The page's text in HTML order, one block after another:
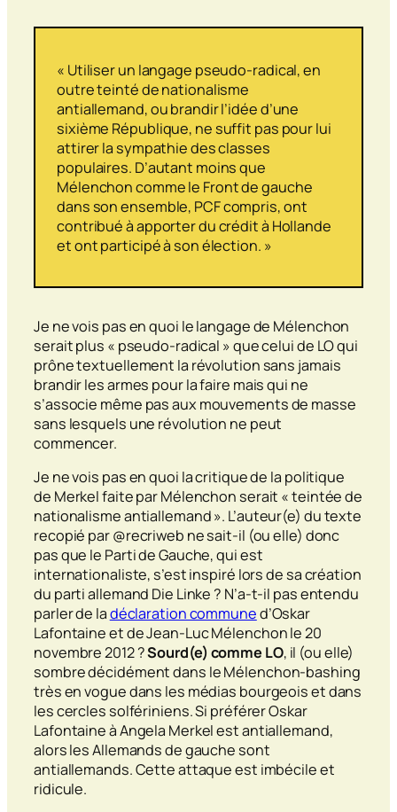
« Utiliser un langage pseudo-radical, en
outre teinté de nationalisme
antiallemand, ou brandir l’idée d’une
sixième République, ne suffit pas pour lui
attirer la sympathie des classes
populaires. D’autant moins que
Mélenchon comme le Front de gauche
dans son ensemble, PCF compris, ont
contribué à apporter du crédit à Hollande
et ont participé à son élection. »
Je ne vois pas en quoi le langage de Mélenchon
serait plus « pseudo-radical » que celui de LO qui
prône textuellement la révolution sans jamais
brandir les armes pour la faire mais qui ne
s’associe même pas aux mouvements de masse
sans lesquels une révolution ne peut
commencer.
Je ne vois pas en quoi la critique de la politique
de Merkel faite par Mélenchon serait « teintée de
nationalisme antiallemand ». L’auteur(e) du texte
recopié par @recriweb ne sait-il (ou elle) donc
pas que le Parti de Gauche, qui est
internationaliste, s’est inspiré lors de sa création
du parti allemand Die Linke ? N’a-t-il pas entendu
parler de ladéclaration communed’Oskar
Lafontaine et de Jean-Luc Mélenchon le 20
novembre 2012 ?Sourd(e) comme LO, il (ou elle)
sombre décidément dans le Mélenchon-bashing
très en vogue dans les médias bourgeois et dans
les cercles solfériniens. Si préférer Oskar
Lafontaine à Angela Merkel est antiallemand,
alors les Allemands de gauche sont
antiallemands. Cette attaque est imbécile et
ridicule.